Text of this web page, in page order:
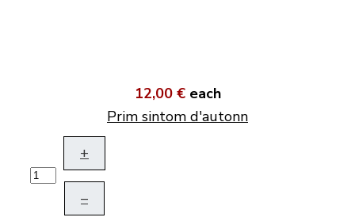
12,00 € each
Prim sintom d'autonn
+
–